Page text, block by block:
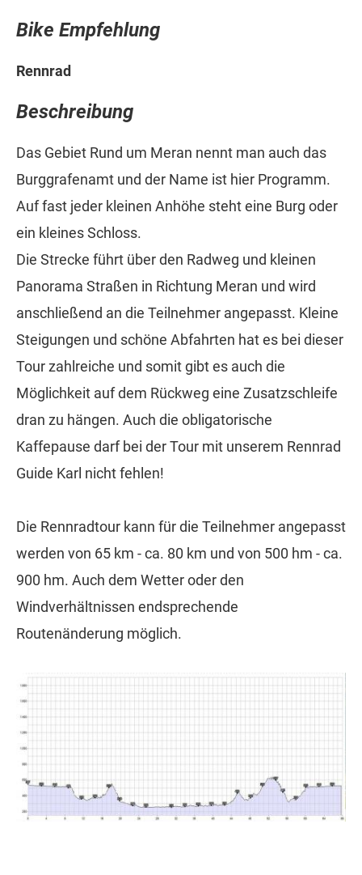
Bike Empfehlung
Rennrad
Beschreibung
Das Gebiet Rund um Meran nennt man auch das
Burggrafenamt und der Name ist hier Programm.
Auf fast jeder kleinen Anhöhe steht eine Burg oder
ein kleines Schloss.
Die Strecke führt über den Radweg und kleinen
Panorama Straßen in Richtung Meran und wird
anschließend an die Teilnehmer angepasst. Kleine
Steigungen und schöne Abfahrten hat es bei dieser
Tour zahlreiche und somit gibt es auch die
Möglichkeit auf dem Rückweg eine Zusatzschleife
dran zu hängen. Auch die obligatorische
Kaffepause darf bei der Tour mit unserem Rennrad
Guide Karl nicht fehlen!
Die Rennradtour kann für die Teilnehmer angepasst
werden von 65 km - ca. 80 km und von 500 hm - ca.
900 hm. Auch dem Wetter oder den
Windverhältnissen endsprechende
Routenänderung möglich.